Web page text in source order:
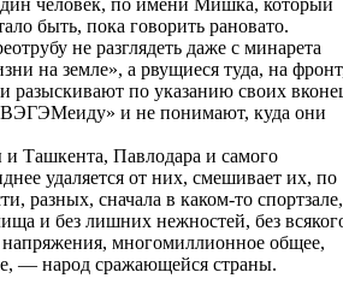
человек, по имени Мишка, который
быть, пока говорить рановато.
не разглядеть даже с минарета
на земле», а рвущиеся туда, на
разыскивают по указанию своих
и не понимают, куда они
Ташкента, Павлодара и самого
удаляется от них, смешивает их, по
разных, сначала в каком-то спортзале,
и без лишних нежностей, без
напряжения, многомиллионное общее,
— народ сражающейся страны.